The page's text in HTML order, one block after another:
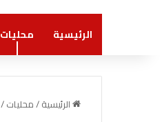
الرئيسية محليات
الرئيسية/محليات/